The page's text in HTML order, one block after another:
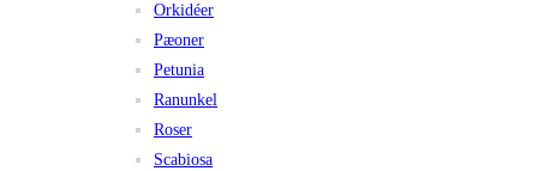
Orkidéer
Pæoner
Petunia
Ranunkel
Roser
Scabiosa